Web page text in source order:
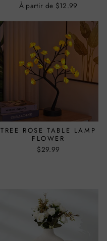
À partir de $12.99
TREE ROSE TABLE LAMP
FLOWER
$29.99